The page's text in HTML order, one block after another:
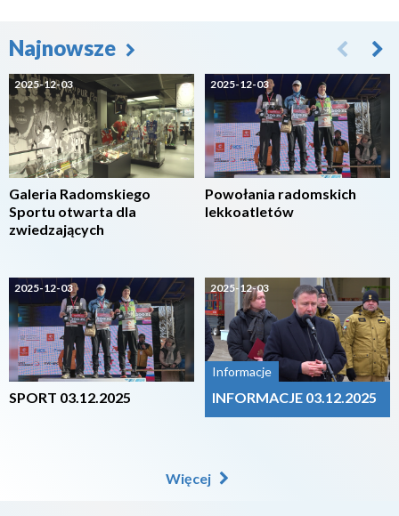
Najnowsze
2025-12-03
Galeria Radomskiego
Sportu otwarta dla
zwiedzających
2025-12-03
SPORT 03.12.2025
2025-12-03
Powołania radomskich
lekkoatletów
2025-12-03
Informacje
INFORMACJE 03.12.2025
Więcej